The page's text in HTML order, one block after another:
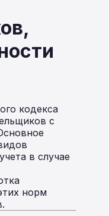
кодекса
с
в случае
норм